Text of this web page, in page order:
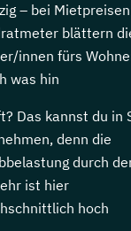
– bei
blättern
innen fürs
was hin
Das kannst du in
denn die
durch
ist hier
hoch